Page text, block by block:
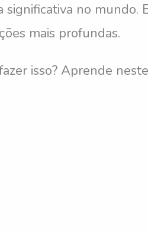
significativa no
mais profundas.
isso? Aprende